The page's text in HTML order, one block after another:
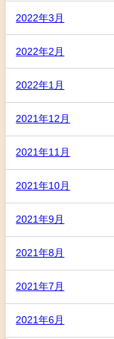
2022年3月
2022年2月
2022年1月
2021年12月
2021年11月
2021年10月
2021年9月
2021年8月
2021年7月
2021年6月